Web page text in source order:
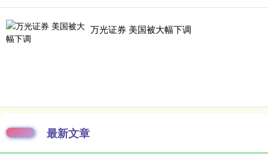
万光证券 美国被大幅下调
最新文章